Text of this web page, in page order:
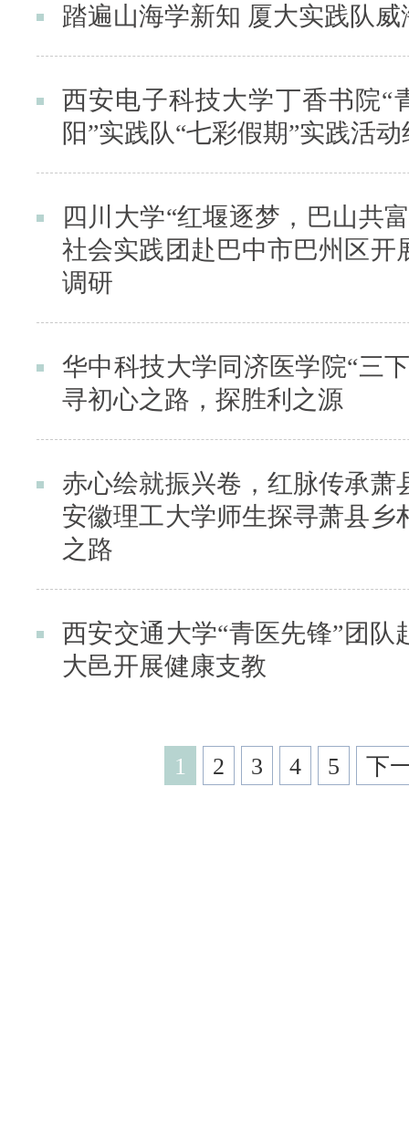
踏遍山海学新知 厦大实践队威
西安电子科技大学丁香书院“
阳”实践队“七彩假期”实践活
四川大学“红堰逐梦，巴山共
社会实践团赴巴中市巴州区开
调研
华中科技大学同济医学院“三
寻初心之路，探胜利之源
赤心绘就振兴卷，红脉传承萧
安徽理工大学师生探寻萧县乡
之路
西安交通大学“青医先锋”团队
大邑开展健康支教
1 2 3 4 5 下